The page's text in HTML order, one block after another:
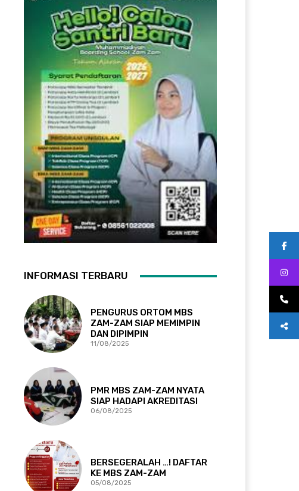
INFORMASI TERBARU
PENGURUS ORTOM MBS
ZAM-ZAM SIAP MEMIMPIN
DAN DIPIMPIN
11/08/2025
PMR MBS ZAM-ZAM NYATA
SIAP HADAPI AKREDITASI
06/08/2025
BERSEGERALAH …! DAFTAR
KE MBS ZAM-ZAM
05/08/2025